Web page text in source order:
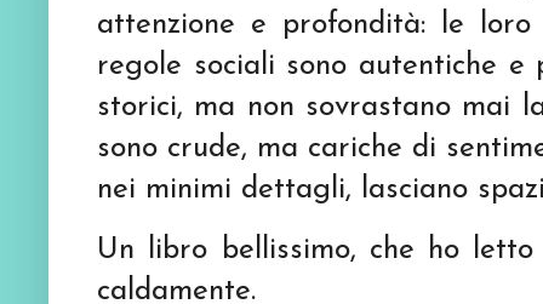
attenzione e profondità: le
regole sociali sono autentiche
storici, ma non sovrastano mai
sono crude, ma cariche di
nei minimi dettagli, lasciano
Un libro bellissimo, che ho
caldamente.